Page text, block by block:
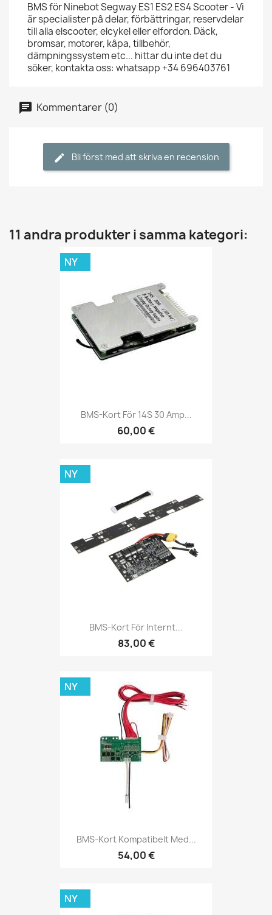
BMS för Ninebot Segway ES1 ES2 ES4 Scooter - Vi
är specialister på delar, förbättringar, reservdelar
till alla elscooter, elcykel eller elfordon. Däck,
bromsar, motorer, kåpa, tillbehör,
dämpningssystem etc... hittar du inte det du
söker, kontakta oss: whatsapp +34 696403761
Kommentarer (0)
Bli först med att skriva en recension
11 andra produkter i samma kategori:
BMS-Kort För 14S 30 Amp...
60,00 €
NY
BMS-Kort För Internt...
83,00 €
NY
BMS-Kort Kompatibelt Med...
54,00 €
NY
NY